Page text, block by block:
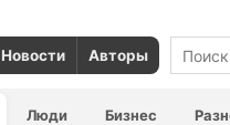
Новости Авторы
Люди Бизнес